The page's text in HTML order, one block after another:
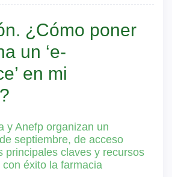
¿Cómo poner
un ‘e-
en mi
y Anefp organizan un
septiembre, de acceso
principales claves y recursos
éxito la farmacia